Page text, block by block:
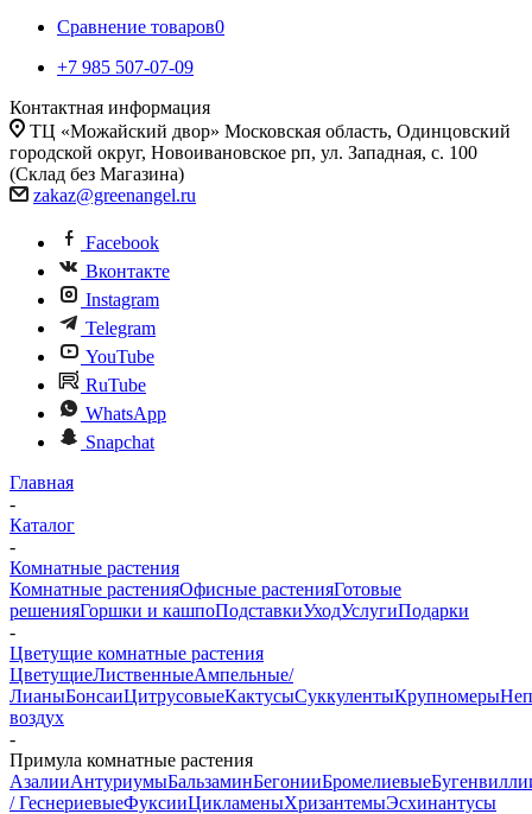
Сравнение товаров0
+7 985 507-07-09
Контактная информация
ТЦ «Можайский двор» Московская область, Одинцовский
городской округ, Новоивановское рп, ул. Западная, с. 100
(Склад без Магазина)
zakaz@greenangel.ru
Facebook
Вконтакте
Instagram
Telegram
YouTube
RuTube
WhatsApp
Snapchat
Главная
-
Каталог
-
Комнатные растения
Комнатные растенияОфисные растенияГотовые
решенияГоршки и кашпоПодставкиУходУслугиПодарки
-
Цветущие комнатные растения
ЦветущиеЛиственныеАмпельные/
ЛианыБонсаиЦитрусовыеКактусыСуккулентыКрупномеры
воздух
-
Примула комнатные растения
АзалииАнтуриумыБальзаминБегонииБромелиевые
/ ГеснериевыеФуксииЦикламеныХризантемыЭсхинантусы